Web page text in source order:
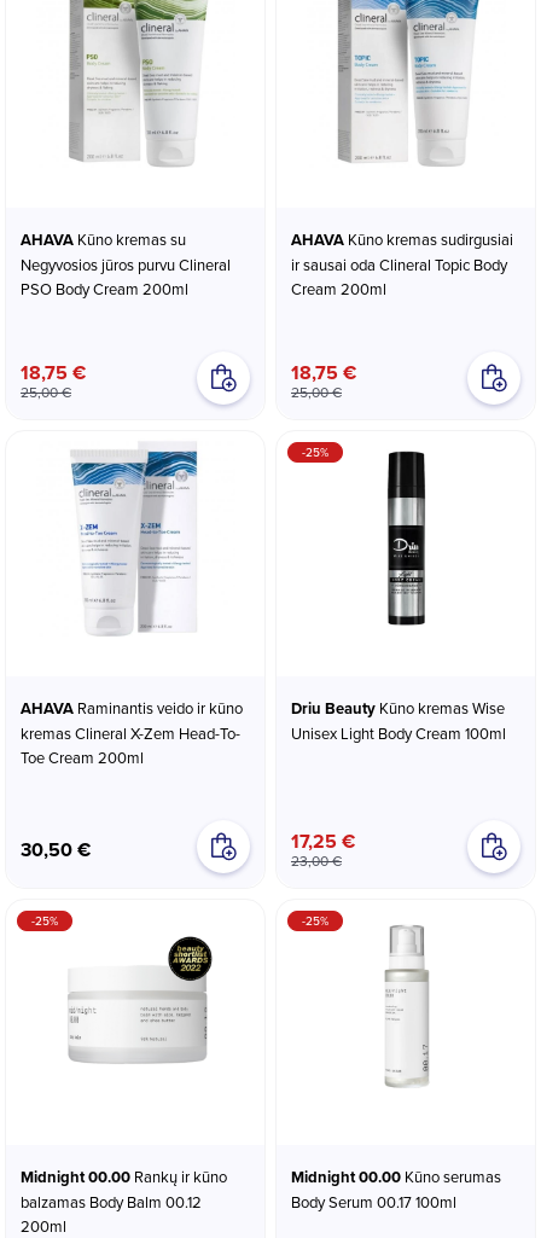
AHAVA
Negyvosios jūros purvu Clineral
PSO Body Cream 200ml
18,75 €
25,00 €
AHAVA
ir sausai oda Clineral Topic Body
Cream 200ml
18,75 €
25,00 €
AHAVA
kremas Clineral X-Zem Head-To-
Toe Cream 200ml
30,50 €
Driu Beauty
Unisex Light Body Cream 100ml
17,25 €
23,00 €
-25%
Midnight 00.00
balzamas Body Balm 00.12
200ml
-25%
Midnight 00.00
Body Serum 00.17 100ml
-25%